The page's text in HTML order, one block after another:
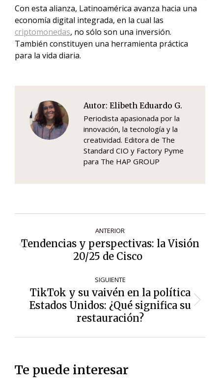
Con esta alianza, Latinoamérica avanza hacia una
economía digital integrada, en la cual las
criptomonedas, no sólo son una inversión.
También constituyen una herramienta práctica
para la vida diaria.
Autor: Elibeth Eduardo G.
Periodista apasionada por la
innovación, la tecnología y la
creatividad. Editora de The
Standard CIO y Factory Pyme
para The HAP GROUP
de
entradas
ANTERIOR
Entrada
anterior:
Tendencias y perspectivas: la Visión
20/25 de Cisco
SIGUIENTE
Siguiente
entrada:
TikTok y su vaivén en la política
Estados Unidos: ¿Qué significa su
restauración?
Te puede interesar